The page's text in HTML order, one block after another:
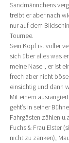
Sandmännchens
treibt er aber nach
nur auf dem
Tournee.
Sein Kopf ist voller
sich über alles was
meine Nase“, er ist
frech aber nicht
einsichtig und dann
Mit einem
geht’s in seiner
Fahrgästen zählen
Fuchs & Frau Elster
nicht zu zanken),